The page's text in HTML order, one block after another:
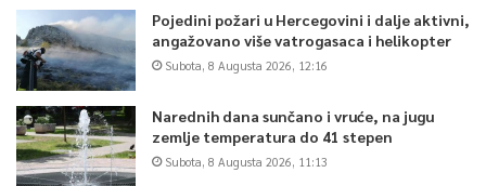
Pojedini požari u Hercegovini i dalje aktivni,
angažovano više vatrogasaca i helikopter
Subota, 8 Augusta 2026, 12:16
Narednih dana sunčano i vruće, na jugu
zemlje temperatura do 41 stepen
Subota, 8 Augusta 2026, 11:13